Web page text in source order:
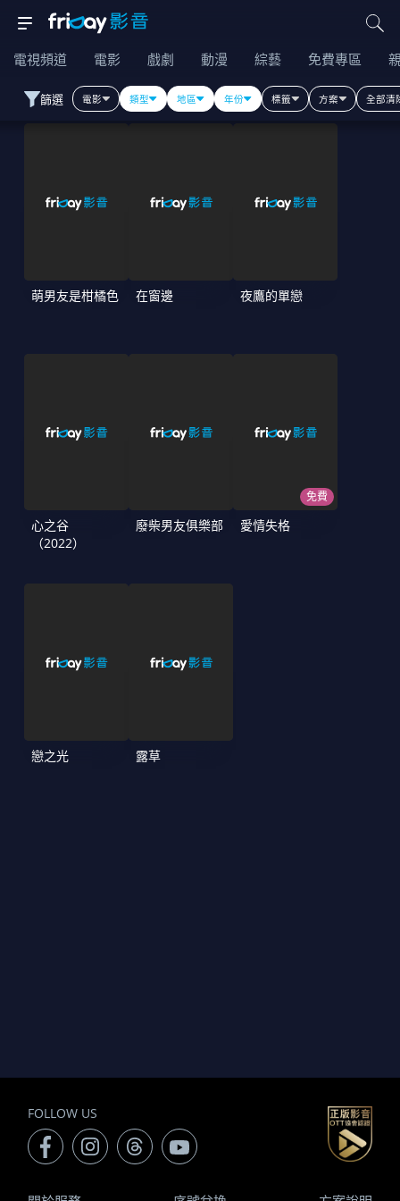
電視頻道 電影 戲劇 動漫 綜藝 免費專區
篩選 電影 類型 地區 年份 標籤 方案 全部清
萌男友是柑橘色 在窗邊 夜鷹的單戀
心之谷
（2022）
廢柴男友俱樂部
免費
愛情失格
戀之光 露草
FOLLOW US